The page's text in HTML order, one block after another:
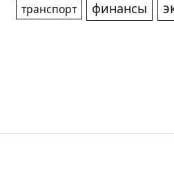
транспорт финансы